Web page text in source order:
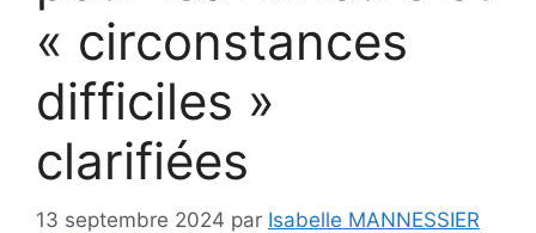
« circonstances
difficiles »
clarifiées
13 septembre 2024 par Isabelle MANNESSIER